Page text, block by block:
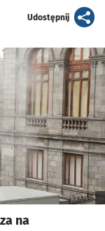
Udostępnijartykuł
na